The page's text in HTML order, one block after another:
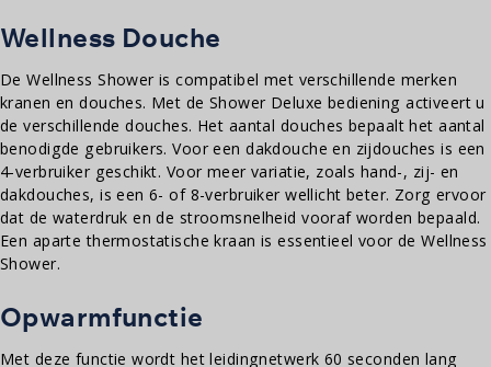
Wellness Douche
De Wellness Shower is compatibel met verschillende merken
kranen en douches. Met de Shower Deluxe bediening activeert u
de verschillende douches. Het aantal douches bepaalt het aantal
benodigde gebruikers. Voor een dakdouche en zijdouches is een
4-verbruiker geschikt. Voor meer variatie, zoals hand-, zij- en
dakdouches, is een 6- of 8-verbruiker wellicht beter. Zorg ervoor
dat de waterdruk en de stroomsnelheid vooraf worden bepaald.
Een aparte thermostatische kraan is essentieel voor de Wellness
Shower.
Opwarmfunctie
Met deze functie wordt het leidingnetwerk 60 seconden lang